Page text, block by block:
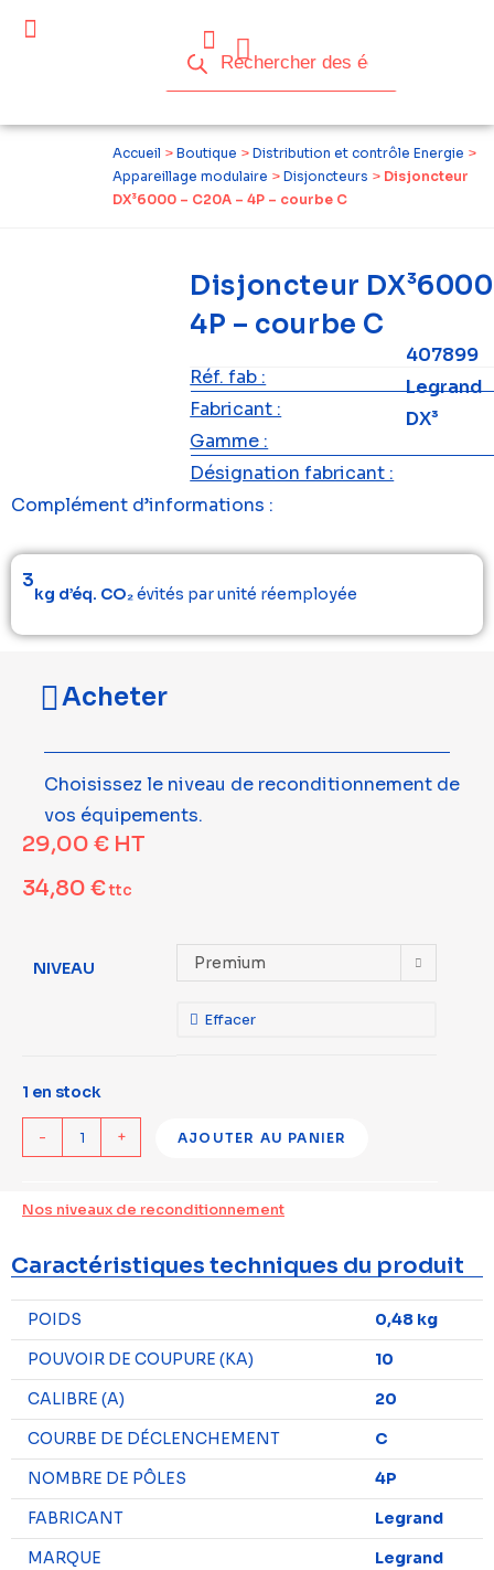
Accueil > Boutique > Distribution et contrôle Energie >
Appareillage modulaire > Disjoncteurs > Disjoncteur
DX³6000 – C20A – 4P – courbe C
Disjoncteur
4P – courbe C
Réf. fab :
407899
Fabricant :
Legrand
Gamme :
DX³
Désignation fabricant :
Complément d’informations :
3
kg d’éq. CO₂évités par unité réemployée
Acheter
Choisissez le niveau de reconditionnement de
vos équipements.
29,00 € HT
34,80 €ttc
NIVEAU Premium
Effacer
1 en stock
- + AJOUTER AU PANIER
Nos niveaux de reconditionnement
Caractéristiques techniques du produit
POIDS
0,48 kg
POUVOIR DE COUPURE (KA)
10
CALIBRE (A)
20
COURBE DE DÉCLENCHEMENT
C
NOMBRE DE PÔLES
4P
FABRICANT
Legrand
MARQUE
Legrand